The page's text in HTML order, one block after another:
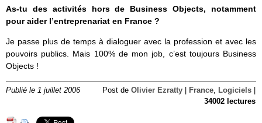
As-tu des activités hors de Business Objects, notamment
pour aider l’entreprenariat en France ?
Je passe plus de temps à dialoguer avec la profession et avec les
pouvoirs publics. Mais 100% de mon job, c’est toujours Business
Objects !
Publié le 1 juillet 2006 Post de Olivier Ezratty France Logiciels
34002 lectures